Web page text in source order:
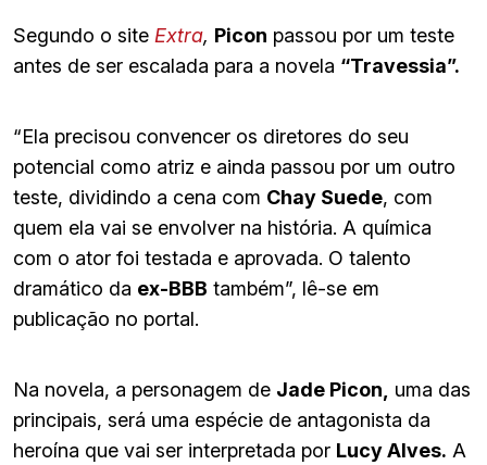
Segundo o site Extra, Picon passou por um teste
antes de ser escalada para a novela “Travessia”.
“Ela precisou convencer os diretores do seu
potencial como atriz e ainda passou por um outro
teste, dividindo a cena com Chay Suede, com
quem ela vai se envolver na história. A química
com o ator foi testada e aprovada. O talento
dramático da ex-BBB também”, lê-se em
publicação no portal.
Na novela, a personagem de Jade Picon,
uma das
principais, será uma espécie de antagonista da
heroína que vai ser interpretada por Lucy Alves. A